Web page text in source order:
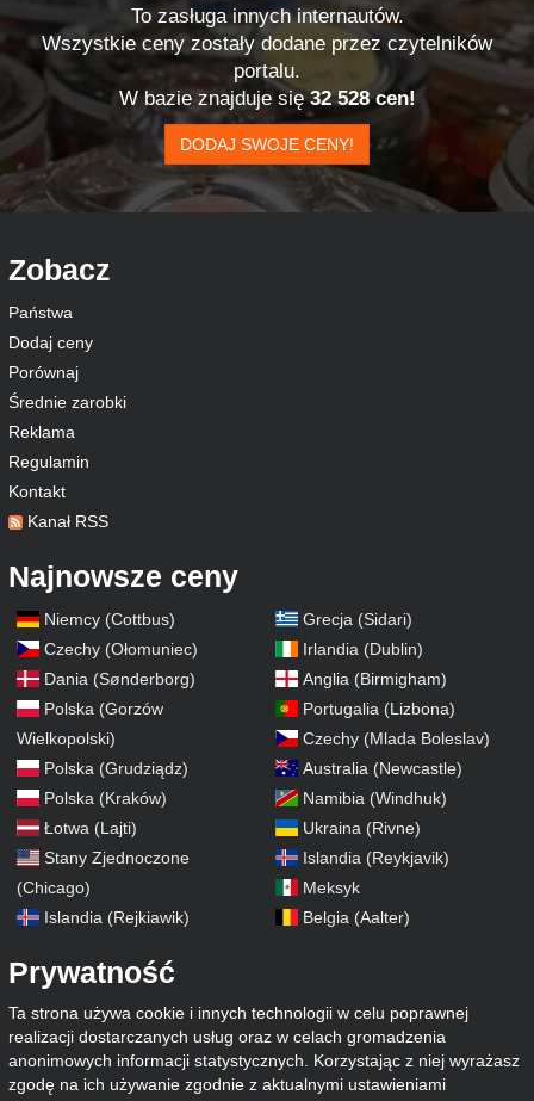
To zasługa innych internautów.
Wszystkie ceny zostały dodane przez czytelników
portalu.
W bazie znajduje się32 528 cen!
DODAJ SWOJE CENY!
Zobacz
Państwa
Dodaj ceny
Porównaj
Średnie zarobki
Reklama
Regulamin
Kontakt
Kanał RSS
Najnowsze ceny
Niemcy (Cottbus)
Czechy (Ołomuniec)
Dania (Sønderborg)
Polska (Gorzów
Wielkopolski)
Polska (Grudziądz)
Polska (Kraków)
Łotwa (Lajti)
Stany Zjednoczone
(Chicago)
Islandia (Rejkiawik)
Grecja (Sidari)
Irlandia (Dublin)
Anglia (Birmigham)
Portugalia (Lizbona)
Czechy (Mlada Boleslav)
Australia (Newcastle)
Namibia (Windhuk)
Ukraina (Rivne)
Islandia (Reykjavik)
Meksyk
Belgia (Aalter)
Prywatność
Ta strona używa cookie i innych technologii w celu poprawnej
realizacji dostarczanych usług oraz w celach gromadzenia
anonimowych informacji statystycznych. Korzystając z niej wyrażasz
zgodę na ich używanie zgodnie z aktualnymi ustawieniami